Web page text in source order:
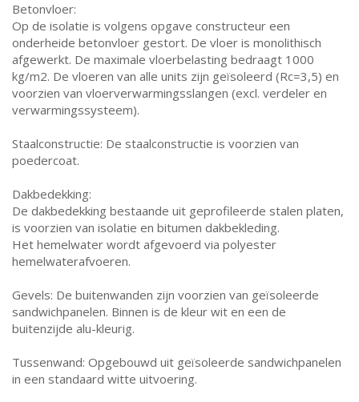
Betonvloer:
Op de isolatie is volgens opgave constructeur een
onderheide betonvloer gestort. De vloer is monolithisch
afgewerkt. De maximale vloerbelasting bedraagt 1000
kg/m2. De vloeren van alle units zijn geïsoleerd (Rc=3,5) en
voorzien van vloerverwarmingsslangen (excl. verdeler en
verwarmingssysteem).
Staalconstructie: De staalconstructie is voorzien van
poedercoat.
Dakbedekking:
De dakbedekking bestaande uit geprofileerde stalen platen,
is voorzien van isolatie en bitumen dakbekleding.
Het hemelwater wordt afgevoerd via polyester
hemelwaterafvoeren.
Gevels: De buitenwanden zijn voorzien van geïsoleerde
sandwichpanelen. Binnen is de kleur wit en een de
buitenzijde alu-kleurig.
Tussenwand: Opgebouwd uit geïsoleerde sandwichpanelen
in een standaard witte uitvoering.